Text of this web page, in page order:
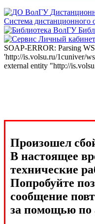
Система дистанционного
SOAP-ERROR: Parsing
'http://is.volsu.ru/1cuniver/
external entity "http://
Произошел
В настоящее
технические
Попробуйте
сообщение
за помощью по